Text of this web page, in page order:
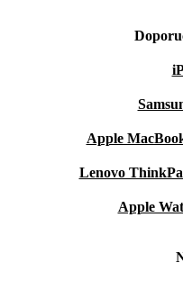
Apple
Lenovo
Apple